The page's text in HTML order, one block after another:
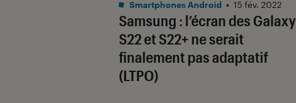
Samsung : l’écran des Galaxy
S22 et S22+ ne serait
finalement pas adaptatif
(LTPO)
Smartphones Android • 15 fév. 2022